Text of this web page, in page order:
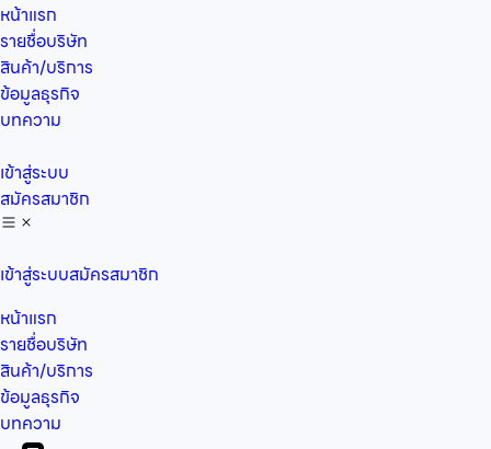
หน้าแรก
รายชื่อบริษัท
สินค้า/บริการ
ข้อมูลธุรกิจ
บทความ
เข้าสู่ระบบ
สมัครสมาชิก
เข้าสู่ระบบสมัครสมาชิก
หน้าแรก
รายชื่อบริษัท
สินค้า/บริการ
ข้อมูลธุรกิจ
บทความ